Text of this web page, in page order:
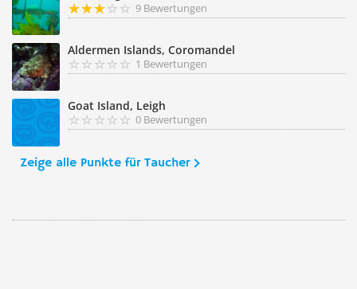
9 Bewertungen
Aldermen Islands, Coromandel
1 Bewertungen
Goat Island, Leigh
0 Bewertungen
Zeige alle Punkte für Taucher